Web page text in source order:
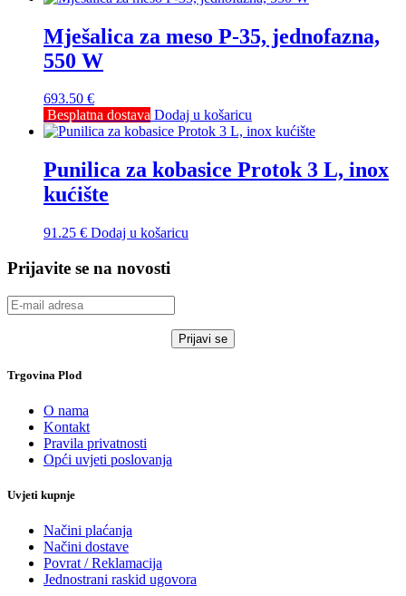
Mješalica za meso P-35, jednofazna,
550 W
693.50 €
Besplatna dostava Dodaj u košaricu
Punilica za kobasice Protok 3 L, inox
kućište
91.25 € Dodaj u košaricu
Prijavite se na novosti
Trgovina Plod
O nama
Kontakt
Pravila privatnosti
Opći uvjeti poslovanja
Uvjeti kupnje
Načini plaćanja
Načini dostave
Povrat / Reklamacija
Jednostrani raskid ugovora